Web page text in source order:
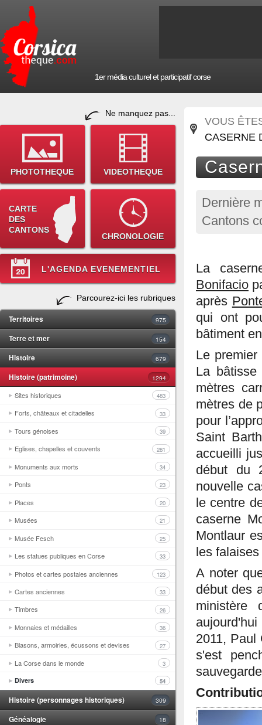
1er média culturel et participatif corse
Ne manquez pas...
PHOTOTHEQUE VIDEOTHEQUE
CARTE
DES
CANTONS
CHRONOLOGIE
L'AGENDA EVENEMENTIEL
Parcourez-ici les rubriques
Territoires 975
Terre et mer 154
Histoire 679
Histoire (patrimoine) 1294
Sites historiques 483
Forts, châteaux et citadelles 33
Tours génoises 39
Eglises, chapelles et couvents 281
Monuments aux morts 34
Ponts 23
Places 20
Musées 21
Musée Fesch 25
Les statues publiques en Corse 33
Photos et cartes postales anciennes 123
Cartes anciennes 33
Timbres 26
Monnaies et médailles 36
Blasons, armoiries, écussons et devises 27
La Corse dans le monde 3
Divers 54
Histoire (personnages historiques) 309
Généalogie 18
VOUS
CASERNE
Dernière
Cantons
La
Bonifacio
après
qui ont
bâtiment
Le
La
mètres
mètres de
pour
Saint
accueilli
début du
nouvelle
le centre
caserne
Montlaur
les
A noter
début des
2011, Paul
s'est